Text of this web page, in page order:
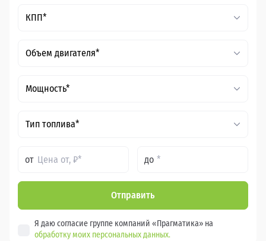
КПП*
Объем двигателя*
Мощность*
Тип топлива*
от до
Отправить
Я даю согласие группе компаний «Прагматика» на
обработку моих персональных данных.